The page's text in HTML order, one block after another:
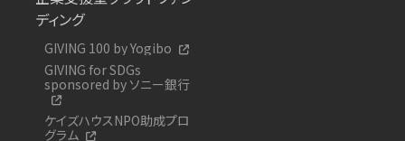
ディング
GIVING 100 by Yogibo
GIVING for SDGs
sponsored by ソニー銀行
ケイズハウスNPO助成プロ
グラム